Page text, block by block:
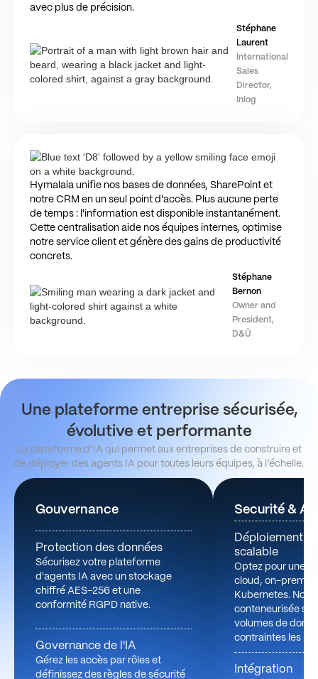
avec plus de précision.
Stéphane
Laurent
International
Sales
Director,
Inlog
Hymalaia unifie nos bases de données, SharePoint et
notre CRM en un seul point d'accès. Plus aucune perte
de temps : l'information est disponible instantanément.
Cette centralisation aide nos équipes internes, optimise
notre service client et génère des gains de productivité
concrets.
Stéphane
Bernon
Owner and
President,
D&Ü
Une plateforme entreprise sécurisée,
évolutive et performante
La plateforme d’IA qui permet aux entreprises de construire et
de déployer des agents IA pour toutes leurs équipes, à l’échelle.
Gouvernance
Protection des données
Sécurisez votre plateforme
d'agents IA avec un stockage
chiffré AES-256 et une
conformité RGPD native.
Governance de l'IA
Gérez les accès par rôles et
définissez des règles de sécurité
Securité &
Déploiement
scalable
Optez pour une
cloud, on-
Kubernetes.
conteneurisée
volumes de
contraintes les
Intégration